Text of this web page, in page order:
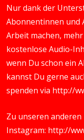
Nur dank der
Abonnentinnen und
Arbeit machen,
kostenlose Audio-
wenn Du schon ein
kannst Du gerne
spenden via http://
Zu unseren anderen
Instagram: http://